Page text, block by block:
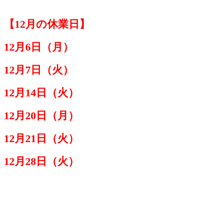
【12月の休業日】
12月6日（月）
12月7日（火）
12月14日（火）
12月20日（月）
12月21日（火）
12月28日（火）